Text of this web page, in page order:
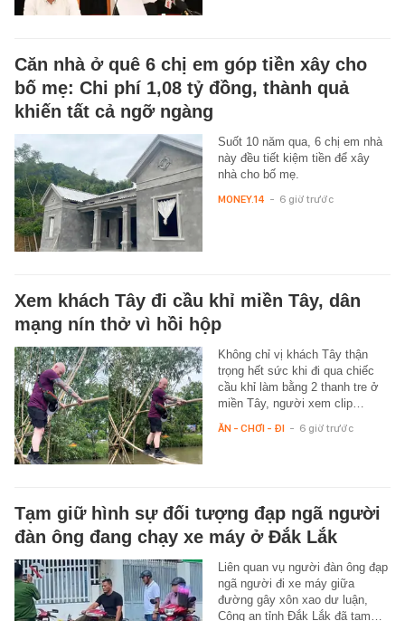
Căn nhà ở quê 6 chị em góp tiền xây cho
bố mẹ: Chi phí 1,08 tỷ đồng, thành quả
khiến tất cả ngỡ ngàng
Suốt 10 năm qua, 6 chị em nhà
này đều tiết kiệm tiền để xây
nhà cho bố mẹ.
MONEY.14 - 6 giờ trước
Xem khách Tây đi cầu khỉ miền Tây, dân
mạng nín thở vì hồi hộp
Không chỉ vị khách Tây thận
trọng hết sức khi đi qua chiếc
cầu khỉ làm bằng 2 thanh tre ở
miền Tây, người xem clip…
ĂN - CHƠI - ĐI - 6 giờ trước
Tạm giữ hình sự đối tượng đạp ngã người
đàn ông đang chạy xe máy ở Đắk Lắk
Liên quan vụ người đàn ông đạp
ngã người đi xe máy giữa
đường gây xôn xao dư luận,
Công an tỉnh Đắk Lắk đã tạm…